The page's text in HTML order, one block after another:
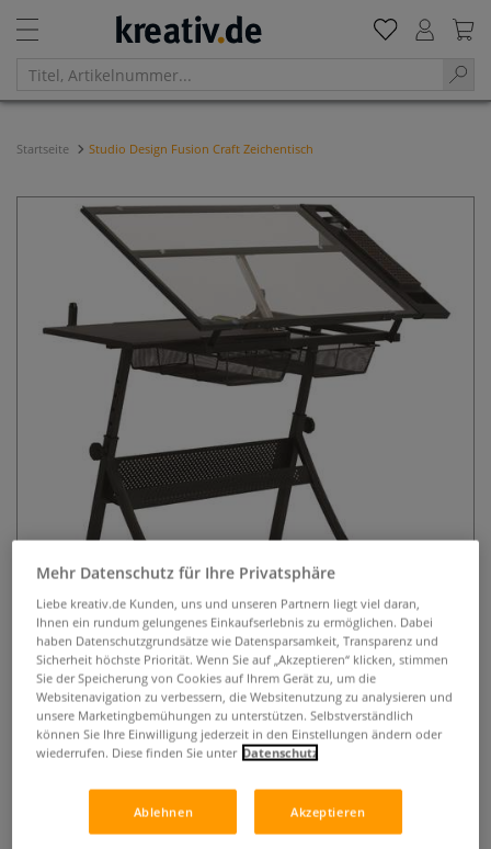
Startseite Studio Design Fusion Craft Zeichentisch
Studio Design Fusion Craft
Zeichentisch
0 Bewertungen
Stahlkonstruktion mit zahlreichen Ablagemöglichkeiten.
Mehr Datenschutz für Ihre Privatsphäre
Liebe kreativ.de Kunden, uns und unseren Partnern liegt viel daran,
Ihnen ein rundum gelungenes Einkaufserlebnis zu ermöglichen. Dabei
haben Datenschutzgrundsätze wie Datensparsamkeit, Transparenz und
Sicherheit höchste Priorität. Wenn Sie auf „Akzeptieren“ klicken, stimmen
Sie der Speicherung von Cookies auf Ihrem Gerät zu, um die
Websitenavigation zu verbessern, die Websitenutzung zu analysieren und
unsere Marketingbemühungen zu unterstützen. Selbstverständlich
können Sie Ihre Einwilligung jederzeit in den Einstellungen ändern oder
wiederrufen. Diese finden Sie unter Datenschutz
Ablehnen Akzeptieren